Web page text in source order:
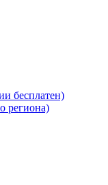
бесплатен)
региона)